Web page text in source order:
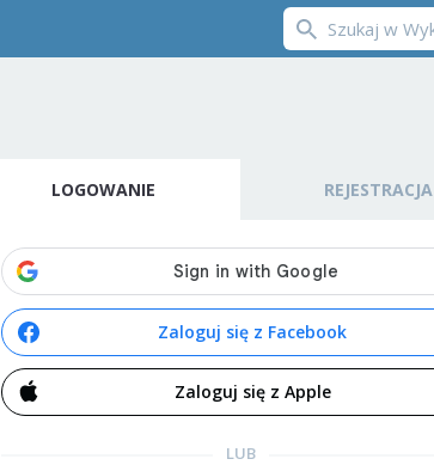
LOGOWANIE REJESTRACJA
Zaloguj się z Facebook
Zaloguj się z Apple
LUB